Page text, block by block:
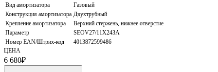
Вид амортизатора
Газовый
Конструкция амортизатора Двухтрубный
Крепление амортизатора
Верхний стержень, нижнее отверстие
Параметр
SEOV27/11X243A
Номер EAN/Штрих-код
4013872599486
ЦЕНА
6 680₽